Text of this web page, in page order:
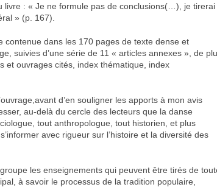
: « Je ne formule pas de conclusions(…), je tirerai
» (p. 167).
contenue dans les 170 pages de texte dense et
suivies d’une série de 11 « articles annexes », de
et ouvrages cités, index thématique, index
d’en souligner les apports à mon avis
au-delà du cercle des lecteurs que la danse
tout anthropologue, tout historien, et plus
avec rigueur sur l’histoire et la diversité des
les enseignements qui peuvent être tirés de
à savoir le processus de la tradition populaire,